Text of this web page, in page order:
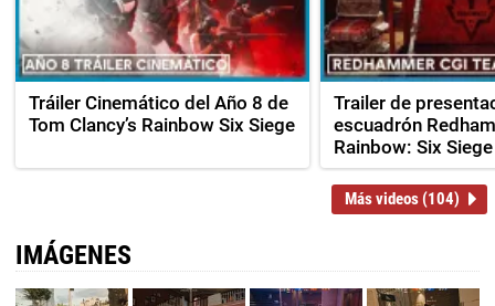
Tráiler Cinemático del Año 8 de
Tom Clancy’s Rainbow Six Siege
Trailer de
escuadrón
Rainbow: Six Siege
Más videos (104)
IMÁGENES